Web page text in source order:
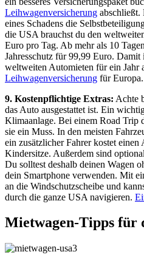
Leihwagenversicherung abschließt.
eines Schadens die
die USA brauchst du den
Euro pro Tag. Ab mehr als 10
Jahresschutz für 99,99 Euro. Damit
weltweiten Automieten für ein Jahr
Leihwagenversicherung für Europa.
9. Kostenpflichtige Extras: Achte
das Auto ausgestattet ist. Ein
Klimaanlage. Bei einem Road Trip
sie ein Muss. In den meisten
ein zusätzlicher Fahrer kostet einen
Kindersitze. Außerdem sind
Du solltest deshalb deinen Wagen
dein Smartphone verwenden. Mit
an die Windschutzscheibe und
durch die ganze USA navigieren.
Mietwagen-Tipps für